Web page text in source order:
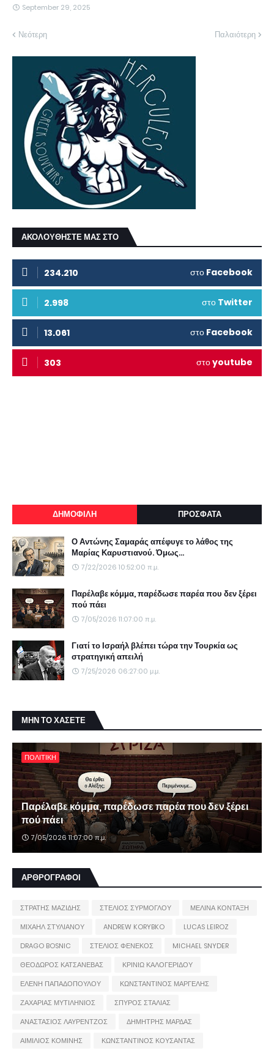
September 29, 2025
Νεότερη Παλαιότερη
ΑΚΟΛΟΥΘΗΣΤΕ ΜΑΣ ΣΤΟ
234.210 στο Facebook
2.998 στο Twitter
13.061 στο Facebook
303 στοyoutube
ΔΗΜΟΦΙΛΗ ΠΡΟΣΦΑΤΑ
Ο Αντώνης Σαμαράς απέφυγε το λάθος της
Μαρίας Καρυστιανού. Όμως...
7/22/2026 10:52:00 π.μ.
Παρέλαβε κόμμα, παρέδωσε παρέα που δεν ξέρει
πού πάει
7/05/2026 11:07:00 π.μ.
Γιατί το Ισραήλ βλέπει τώρα την Τουρκία ως
στρατηγική απειλή
7/25/2026 06:27:00 μ.μ.
ΜΗΝ ΤΟ ΧΑΣΕΤΕ
ΠΟΛΙΤΙΚΗ
Παρέλαβε κόμμα, παρέδωσε παρέα που δεν ξέρει
πού πάει
7/05/2026 11:07:00 π.μ.
ΑΡΘΡΟΓΡΑΦΟΙ
ΣΤΡΑΤΗΣ ΜΑΖΙΔΗΣ ΣΤΕΛΙΟΣ ΣΥΡΜΟΓΛΟΥ
ΜΕΛΙΝΑ ΚΟΝΤΑΞΗ
ΜΙΧΑΗΛ ΣΤΥΛΙΑΝΟΥ
ANDREW KORYBKO
LUCAS LEIROZ
DRAGO BOSNIC
ΣΤΕΛΙΟΣ ΦΕΝΕΚΟΣ
MICHAEL SNYDER
ΘΕΟΔΩΡΟΣ ΚΑΤΣΑΝΕΒΑΣ
ΚΡΙΝΙΩ ΚΑΛΟΓΕΡΙΔΟΥ
ΕΛΕΝΗ ΠΑΠΑΔΟΠΟΥΛΟΥ
ΚΩΝΣΤΑΝΤΙΝΟΣ ΜΑΡΓΕΛΗΣ
ΖΑΧΑΡΙΑΣ ΜΥΤΙΛΗΝΙΟΣ
ΣΠΥΡΟΣ ΣΤΑΛΙΑΣ
ΑΝΑΣΤΑΣΙΟΣ ΛΑΥΡΕΝΤΖΟΣ
ΔΗΜΗΤΡΗΣ ΜΑΡΔΑΣ
ΑΙΜΙΛΙΟΣ ΚΟΜΙΝΗΣ
ΚΩΝΣΤΑΝΤΙΝΟΣ ΚΟΥΣΑΝΤΑΣ